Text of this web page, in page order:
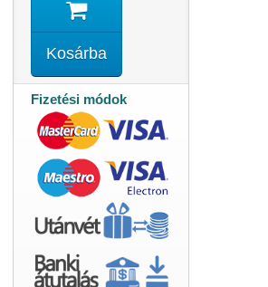
Kosárba
Fizetési módok